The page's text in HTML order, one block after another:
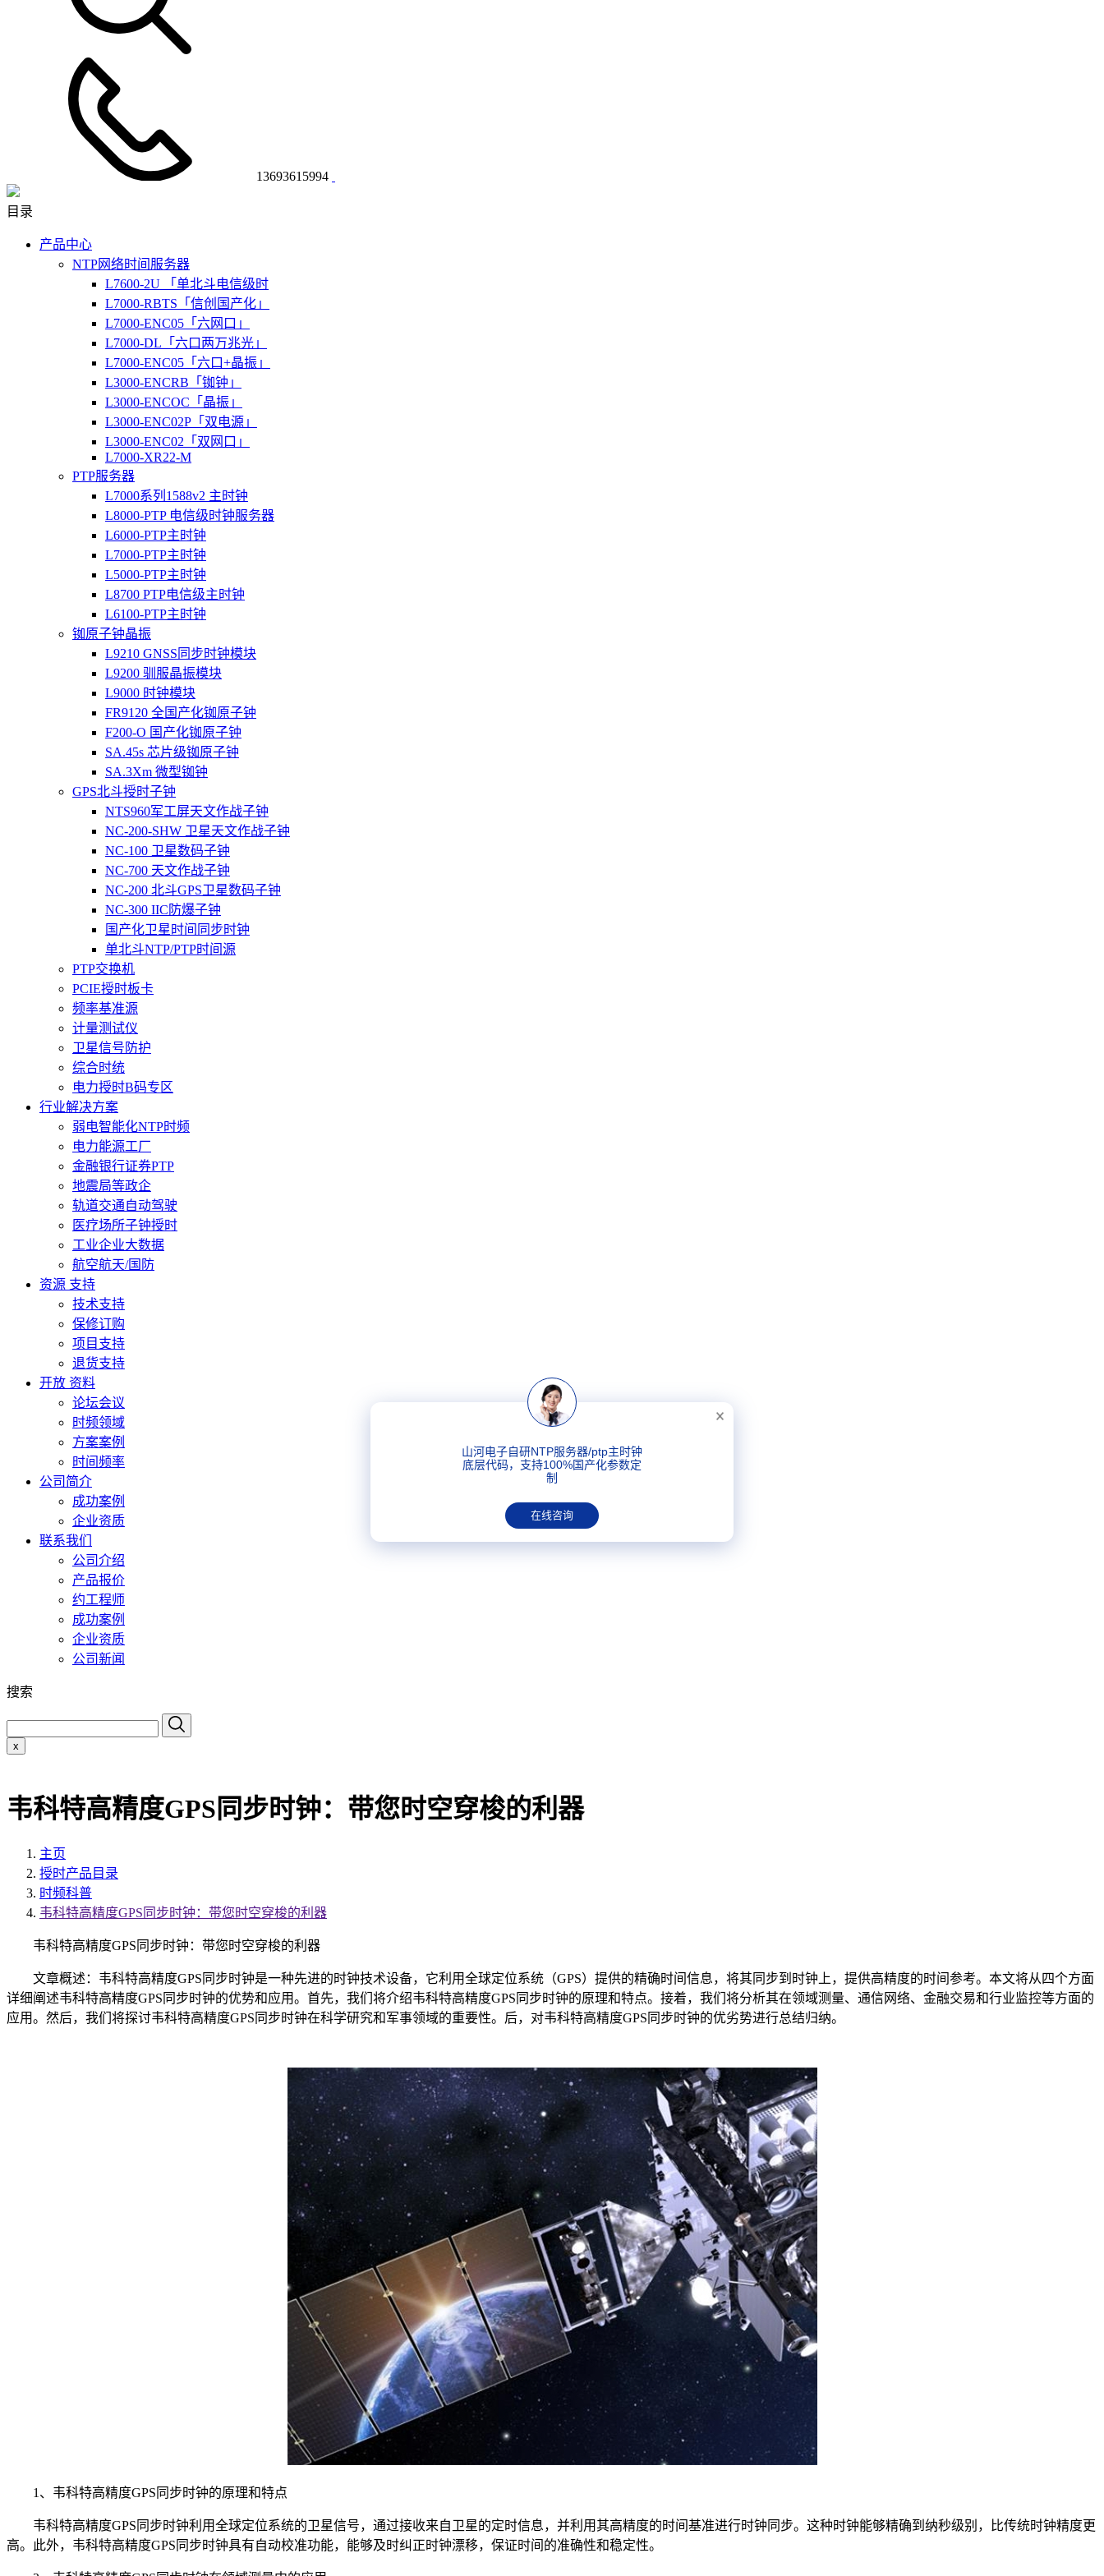
13693615994
目录
产品中心
NTP网络时间服务器
L7600-2U 「单北斗电信级时
L7000-RBTS「信创国产化」
L7000-ENC05「六网口」
L7000-DL「六口两万兆光」
L7000-ENC05「六口+晶振」
L3000-ENCRB「铷钟」
L3000-ENCOC「晶振」
L3000-ENC02P「双电源」
L3000-ENC02「双网口」
L7000-XR22-M
PTP服务器
L7000系列1588v2 主时钟
L8000-PTP 电信级时钟服务器
L6000-PTP主时钟
L7000-PTP主时钟
L5000-PTP主时钟
L8700 PTP电信级主时钟
L6100-PTP主时钟
铷原子钟晶振
L9210 GNSS同步时钟模块
L9200 驯服晶振模块
L9000 时钟模块
FR9120 全国产化铷原子钟
F200-O 国产化铷原子钟
SA.45s 芯片级铷原子钟
SA.3Xm 微型铷钟
GPS北斗授时子钟
NTS960军工屏天文作战子钟
NC-200-SHW 卫星天文作战子钟
NC-100 卫星数码子钟
NC-700 天文作战子钟
NC-200 北斗GPS卫星数码子钟
NC-300 IIC防爆子钟
国产化卫星时间同步时钟
单北斗NTP/PTP时间源
PTP交换机
PCIE授时板卡
频率基准源
计量测试仪
卫星信号防护
综合时统
电力授时B码专区
行业解决方案
弱电智能化NTP时频
电力能源工厂
金融银行证券PTP
地震局等政企
轨道交通自动驾驶
医疗场所子钟授时
工业企业大数据
航空航天/国防
资源 支持
技术支持
保修订购
项目支持
退货支持
开放 资料
论坛会议
时频领域
方案案例
时间频率
公司简介
成功案例
企业资质
联系我们
公司介绍
产品报价
约工程师
成功案例
企业资质
公司新闻
搜索
x
韦科特高精度GPS同步时钟：带您时空穿梭的利器
主页
授时产品目录
时频科普
韦科特高精度GPS同步时钟：带您时空穿梭的利器
韦科特高精度GPS同步时钟：带您时空穿梭的利器
文章概述：韦科特高精度GPS同步时钟是一种先进的时钟技术设备，它利用全球定位系统（GPS）提供的精确时间信息，将其同步到时钟上，提供高精度的时间参考。本文将从四个方面
详细阐述韦科特高精度GPS同步时钟的优势和应用。首先，我们将介绍韦科特高精度GPS同步时钟的原理和特点。接着，我们将分析其在领域测量、通信网络、金融交易和行业监控等方面的
应用。然后，我们将探讨韦科特高精度GPS同步时钟在科学研究和军事领域的重要性。后，对韦科特高精度GPS同步时钟的优劣势进行总结归纳。
1、韦科特高精度GPS同步时钟的原理和特点
韦科特高精度GPS同步时钟利用全球定位系统的卫星信号，通过接收来自卫星的定时信息，并利用其高精度的时间基准进行时钟同步。这种时钟能够精确到纳秒级别，比传统时钟精度更
高。此外，韦科特高精度GPS同步时钟具有自动校准功能，能够及时纠正时钟漂移，保证时间的准确性和稳定性。
山河电子自研NTP服务器/ptp主时钟
底层代码，支持100%国产化参数定
制
在线咨询